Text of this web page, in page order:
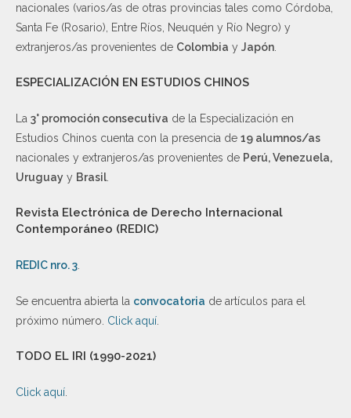
nacionales (varios/as de otras provincias tales como Córdoba,
Santa Fe (Rosario), Entre Ríos, Neuquén y Río Negro) y
extranjeros/as provenientes de Colombia y Japón
ESPECIALIZACIÓN EN ESTUDIOS CHINOS
La 3° promoción consecutiva de la Especialización en
Estudios Chinos cuenta con la presencia de 19 alumnos/as
nacionales y extranjeros/as provenientes de Perú, Venezuela,
Uruguay y Brasil
Revista Electrónica de Derecho Internacional
Contemporáneo (REDIC)
REDIC nro. 3
Se encuentra abierta la convocatoria de artículos para el
próximo número. Click aquí
TODO EL IRI (1990-2021)
Click aquí